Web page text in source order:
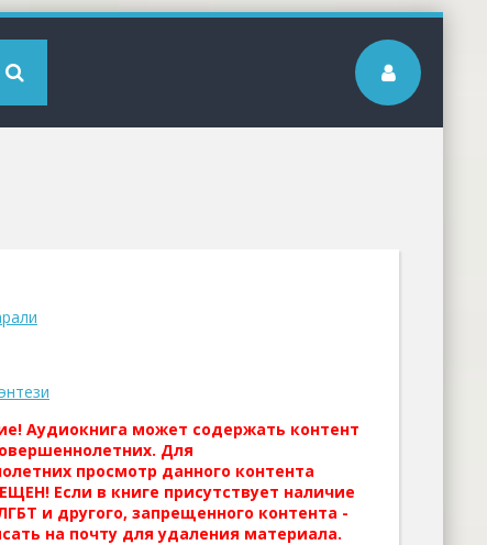
Аудиокнига может содержать контент
Для
просмотр данного контента
Если в книге присутствует наличие
и другого, запрещенного контента -
на почту для удаления материала.